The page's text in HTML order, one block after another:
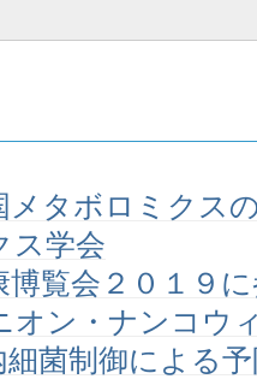
メタボロミクス
ス学会
覧会２０１９
オン・ナンコウ
菌制御による